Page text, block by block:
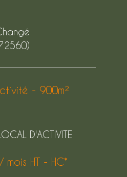
- 900m²
D'ACTIVITE
mois HT - HC*
PISCINE